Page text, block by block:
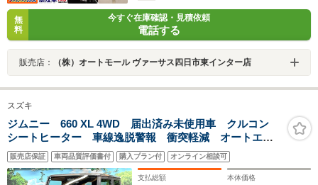
無
料
今すぐ在庫確認・見積依頼
電話する
販売店： （株）オートモール ヴァーサス四日市東インター店
スズキ
ジムニー 660 XL 4WD 届出済み未使用車 クルコン
シートヒーター 車線逸脱警報 衝突軽減 オートエア
コン スマートキー 横滑り防止 アイドリングストッ
プ ステアリングスイッチ
販売店保証 車両品質評価書付 購入プラン付 オンライン相談可
支払総額 本体価格